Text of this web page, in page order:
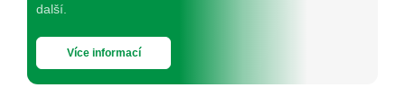
další.
Více informací